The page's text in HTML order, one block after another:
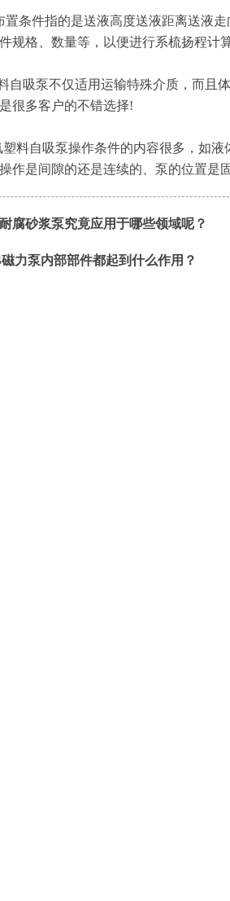
件指的是送液高度送液距离送液走
规格、数量等，以便进行系梳扬程计
吸泵不仅适用运输特殊介质，而且
很多客户的不错选择!
自吸泵操作条件的内容很多，如液
作是间隙的还是连续的、泵的位置是
腐砂浆泵究竟应用于哪些领域呢？
力泵内部部件都起到什么作用？